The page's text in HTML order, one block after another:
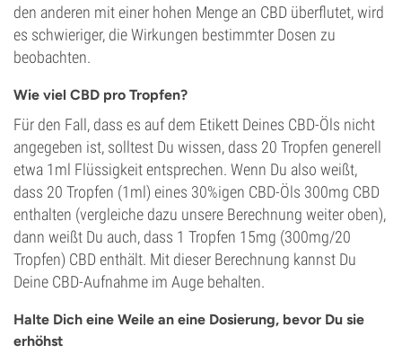
den anderen mit einer hohen Menge an CBD überflutet, wird
es schwieriger, die Wirkungen bestimmter Dosen zu
beobachten.
Wie viel CBD pro Tropfen?
Für den Fall, dass es auf dem Etikett Deines CBD-Öls nicht
angegeben ist, solltest Du wissen, dass 20 Tropfen generell
etwa 1ml Flüssigkeit entsprechen. Wenn Du also weißt,
dass 20 Tropfen (1ml) eines 30%igen CBD-Öls 300mg CBD
enthalten (vergleiche dazu unsere Berechnung weiter oben),
dann weißt Du auch, dass 1 Tropfen 15mg (300mg/20
Tropfen) CBD enthält. Mit dieser Berechnung kannst Du
Deine CBD-Aufnahme im Auge behalten.
Halte Dich eine Weile an eine Dosierung, bevor Du sie
erhöhst